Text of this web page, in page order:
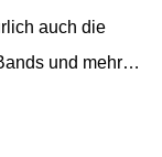
auch die
und mehr…